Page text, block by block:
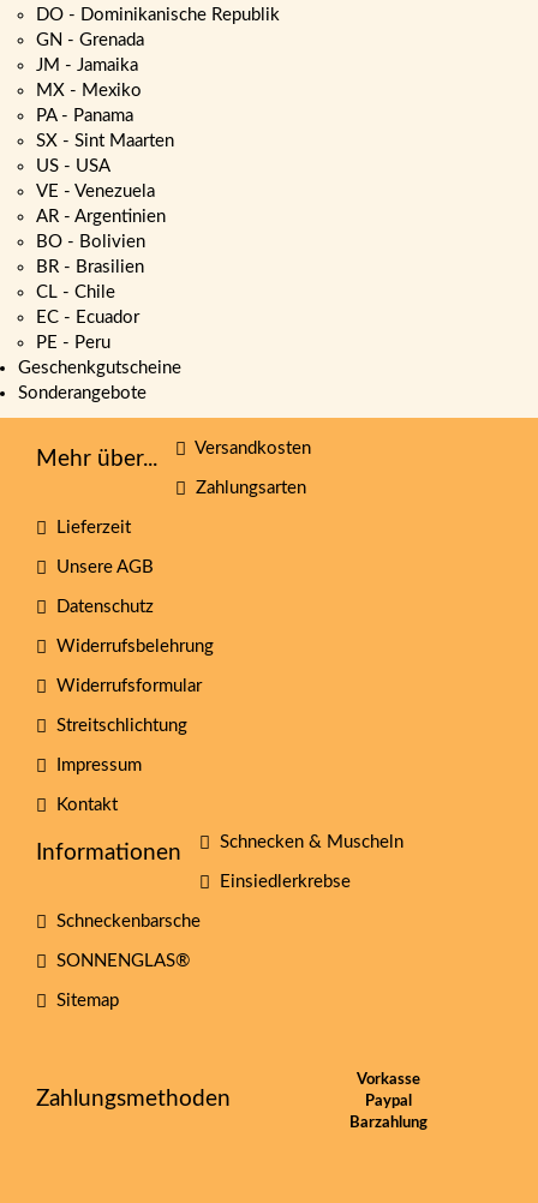
DO - Dominikanische Republik
GN - Grenada
JM - Jamaika
MX - Mexiko
PA - Panama
SX - Sint Maarten
US - USA
VE - Venezuela
AR - Argentinien
BO - Bolivien
BR - Brasilien
CL - Chile
EC - Ecuador
PE - Peru
Geschenkgutscheine
Sonderangebote
Mehr über... Versandkosten
Zahlungsarten
Lieferzeit
Unsere AGB
Datenschutz
Widerrufsbelehrung
Widerrufsformular
Streitschlichtung
Impressum
Kontakt
Informationen Schnecken & Muscheln
Einsiedlerkrebse
Schneckenbarsche
SONNENGLAS®
Sitemap
Zahlungsmethoden
Vorkasse
Paypal
Barzahlung